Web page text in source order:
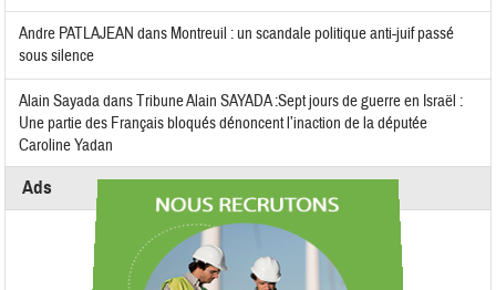
Andre PATLAJEAN dans Montreuil : un scandale politique anti-juif passé
sous silence
Alain SayadadansTribune Alain SAYADA :Sept jours de guerre en Israël :
Une partie des Français bloqués dénoncent l’inaction de la députée
Caroline Yadan
Ads